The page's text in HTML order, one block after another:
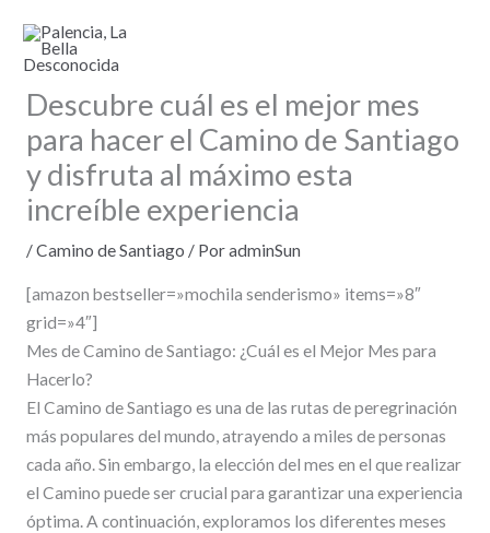
contenido
Descubre cuál es el mejor mes
para hacer el Camino de Santiago
y disfruta al máximo esta
increíble experiencia
/Camino de Santiago / PoradminSun
[amazon bestseller=»mochila senderismo» items=»8″
grid=»4″]
Mes de Camino de Santiago: ¿Cuál es el Mejor Mes para
Hacerlo?
El Camino de Santiago es una de las rutas de peregrinación
más populares del mundo, atrayendo a miles de personas
cada año. Sin embargo, la elección del mes en el que realizar
el Camino puede ser crucial para garantizar una experiencia
óptima. A continuación, exploramos los diferentes meses